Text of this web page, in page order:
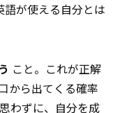
語が使える自分とは
こと。これが正解
から出てくる確率
わずに、自分を成